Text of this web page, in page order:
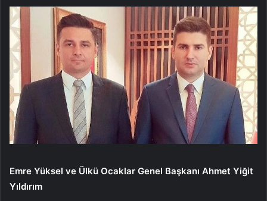
Emre Yüksel ve Ülkü Ocaklar Genel Başkanı Ahmet Yiğit
Yıldırım